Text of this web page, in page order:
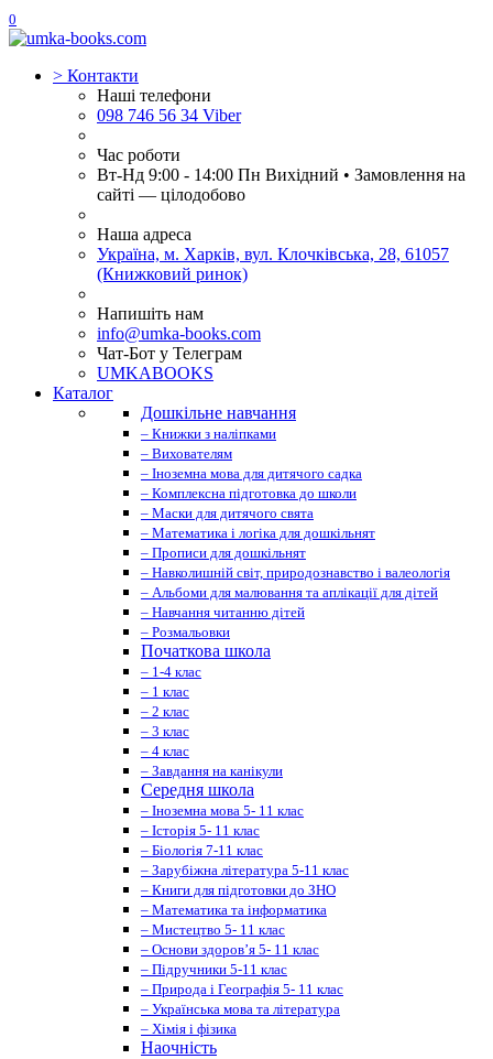
0
> Контакти
Наші телефони
098 746 56 34 Viber
Час роботи
Вт-Нд 9:00 - 14:00 Пн Вихідний • Замовлення на
сайті — цілодобово
Наша адреса
Україна, м. Харків, вул. Клочківська, 28, 61057
(Книжковий ринок)
Напишіть нам
info@umka-books.com
Чат-Бот у Телеграм
UMKABOOKS
Каталог
Дошкільне навчання
– Книжки з наліпками
– Вихователям
– Іноземна мова для дитячого садка
– Комплексна підготовка до школи
– Маски для дитячого свята
– Математика і логіка для дошкільнят
– Прописи для дошкільнят
– Навколишній світ, природознавство і валеологія
– Альбоми для малювання та аплікації для дітей
– Навчання читанню дітей
– Розмальовки
Початкова школа
– 1-4 клас
– 1 клас
– 2 клас
– 3 клас
– 4 клас
– Завдання на канікули
Середня школа
– Іноземна мова 5- 11 клас
– Історія 5- 11 клас
– Біологія 7-11 клас
– Зарубіжна література 5-11 клас
– Книги для підготовки до ЗНО
– Математика та інформатика
– Мистецтво 5- 11 клас
– Основи здоров’я 5- 11 клас
– Підручники 5-11 клас
– Природа і Географія 5- 11 клас
– Українська мова та література
– Хімія і фізика
Наочність